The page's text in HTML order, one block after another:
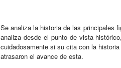
Se analiza la historia de las principales
analiza desde el punto de vista
cuidadosamente si su cita con la
atrasaron el avance de esta.